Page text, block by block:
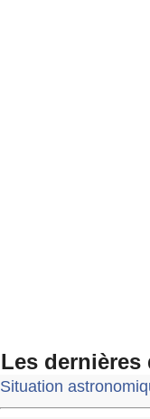
Les
Situation